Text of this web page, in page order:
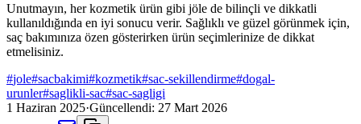
Unutmayın, her kozmetik ürün gibi jöle de bilinçli ve dikkatli
kullanıldığında en iyi sonucu verir. Sağlıklı ve güzel görünmek için,
saç bakımınıza özen gösterirken ürün seçimlerinize de dikkat
etmelisiniz.
#jole#sacbakimi#kozmetik#sac-sekillendirme#dogal-
urunler#saglikli-sac#sac-sagligi
1 Haziran 2025·Güncellendi: 27 Mart 2026